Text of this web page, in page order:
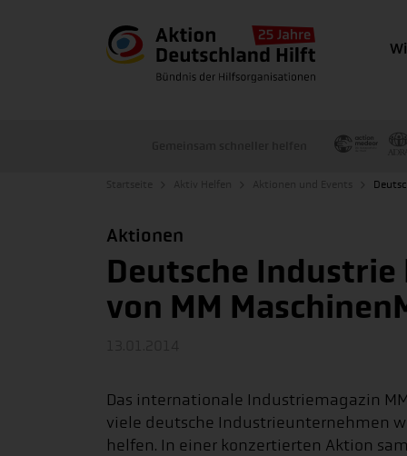
Aktionen
Deutsche
von MM
Das internationale Industriemagazin
viele deutsche Industrieunternehmen
helfen. In einer konzertierten Aktion